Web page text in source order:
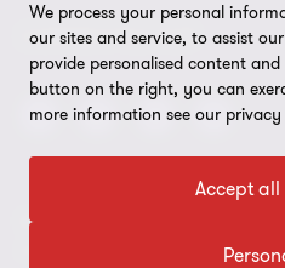
Responsabilité sociale
Services
Carrières
Gouvernance
Diversité, équité et inclusion
Dans les médias
Réalisations
Notes légales
Politique de confidentialité
Paramètres des témoins
Protection des données
CONNECTEZ SUR
© 2026 Raymond Chabot Grant
sociétés affiliées - Tous droits
We process your personal
our sites and service, to assist
provide personalised content
button on the right, you can
more information see our
Accept all